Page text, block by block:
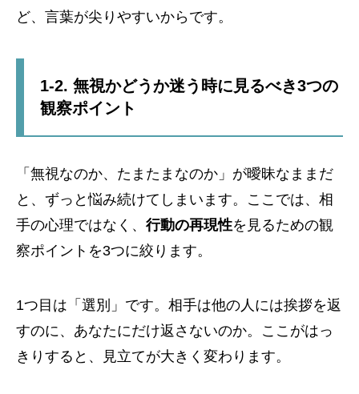
ど、言葉が尖りやすいからです。
1-2. 無視かどうか迷う時に見るべき3つの
観察ポイント
「無視なのか、たまたまなのか」が曖昧なままだ
と、ずっと悩み続けてしまいます。ここでは、相
手の心理ではなく、 行動の再現性を見るための観
察ポイントを3つに絞ります。
1つ目は「選別」です。相手は他の人には挨拶を返
すのに、あなたにだけ返さないのか。ここがはっ
きりすると、見立てが大きく変わります。